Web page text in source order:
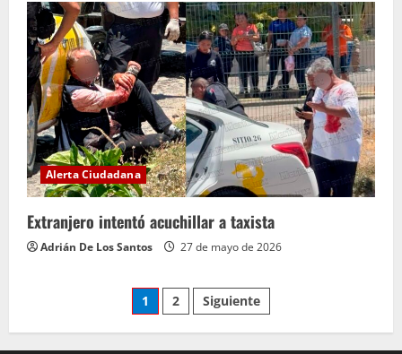
Alerta Ciudadana
Extranjero intentó acuchillar a taxista
Adrián De Los Santos 27 de mayo de 2026
Paginación
de
1 2 Siguiente